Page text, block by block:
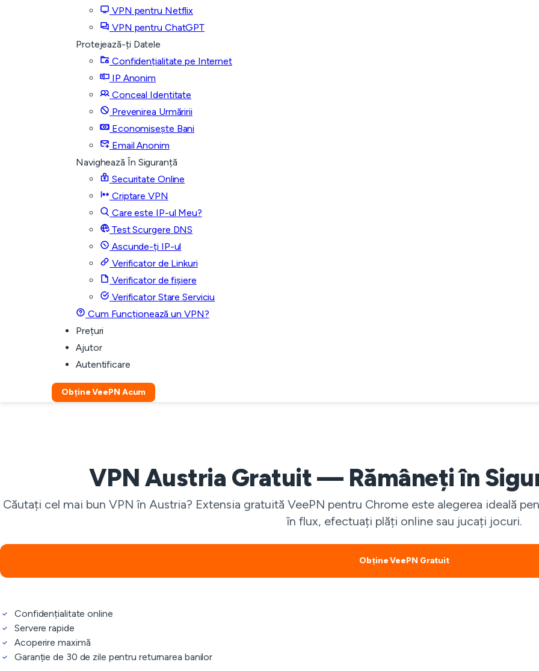
VPN pentru Netflix
VPN pentru ChatGPT
Protejează-ți Datele
Confidențialitate pe Internet
IP Anonim
Conceal Identitate
Prevenirea Urmăririi
Economisește Bani
Email Anonim
Navighează În Siguranță
Securitate Online
Criptare VPN
Care este IP-ul Meu?
Test Scurgere DNS
Ascunde-ți IP-ul
Verificator de Linkuri
Verificator de fișiere
Verificator Stare Serviciu
Cum Funcționează un VPN?
Prețuri
Ajutor
Autentificare
Obține VeePN Acum
VPN Austria Gratuit — Rămâneți în
Căutați cel mai bun VPN în Austria? Extensia gratuită VeePN pentru Chrome este alegerea ideală
în flux, efectuați plăți online sau jucați jocuri.
Obține VeePN Gratuit
Confidențialitate online
Servere rapide
Acoperire maximă
Garanție de 30 de zile pentru returnarea banilor